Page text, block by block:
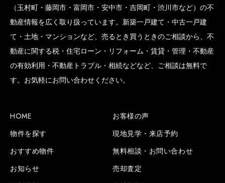
（玉村町・藤岡市・富岡市・安中市・吉岡町・渋川市など）の不
動産情報を広く取り扱っています。新築一戸建て・中古一戸建
て・土地・マンションなど、売るとき買うときのご相談から、不
動産に関する税・住宅ローン・リフォーム・賃貸・管理・不動産
の有効利用・不動産トラブル・相続などなど、ご相談は無料で
す。お気軽にお問い合わせください。
HOME
物件を探す
おすすめ物件
お知らせ
お客様の声
現地見学・来店予約
無料相談・お問い合わせ
売却査定